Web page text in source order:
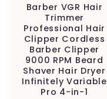
Barber VGR Hair
Trimmer
Professional Hair
Clipper Cordless
Barber Clipper
9000 RPM Beard
Shaver Hair Dryer
Infinitely Variable
Pro 4-in-1